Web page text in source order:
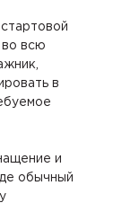
во всю
в
и
обычный